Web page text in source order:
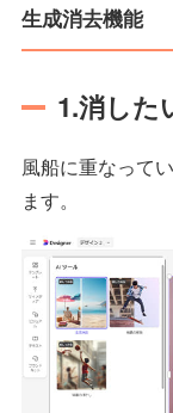
生成消去機能
1.消した
風船に重なって
ます。